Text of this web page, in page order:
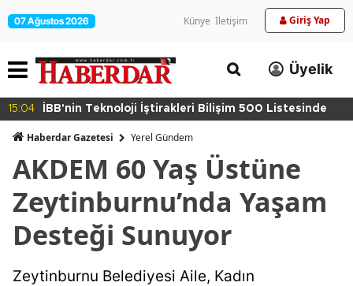
07 Ağustos 2026 Künye İletişim Giriş Yap
Üyelik
15:04 İBB'nin Teknoloji İştirakleri Bilişim 500 Listesinde
Haberdar Gazetesi Yerel Gündem
AKDEM 60 Yaş Üstüne
Zeytinburnu’nda Yaşam
Desteği Sunuyor
Zeytinburnu Belediyesi Aile, Kadın